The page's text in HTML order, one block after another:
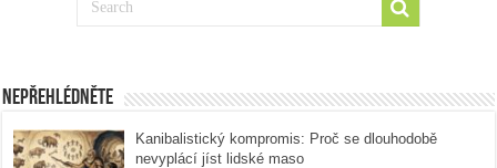
Nepřehlédněte
Kanibalistický kompromis: Proč se dlouhodobě
nevyplácí jíst lidské maso